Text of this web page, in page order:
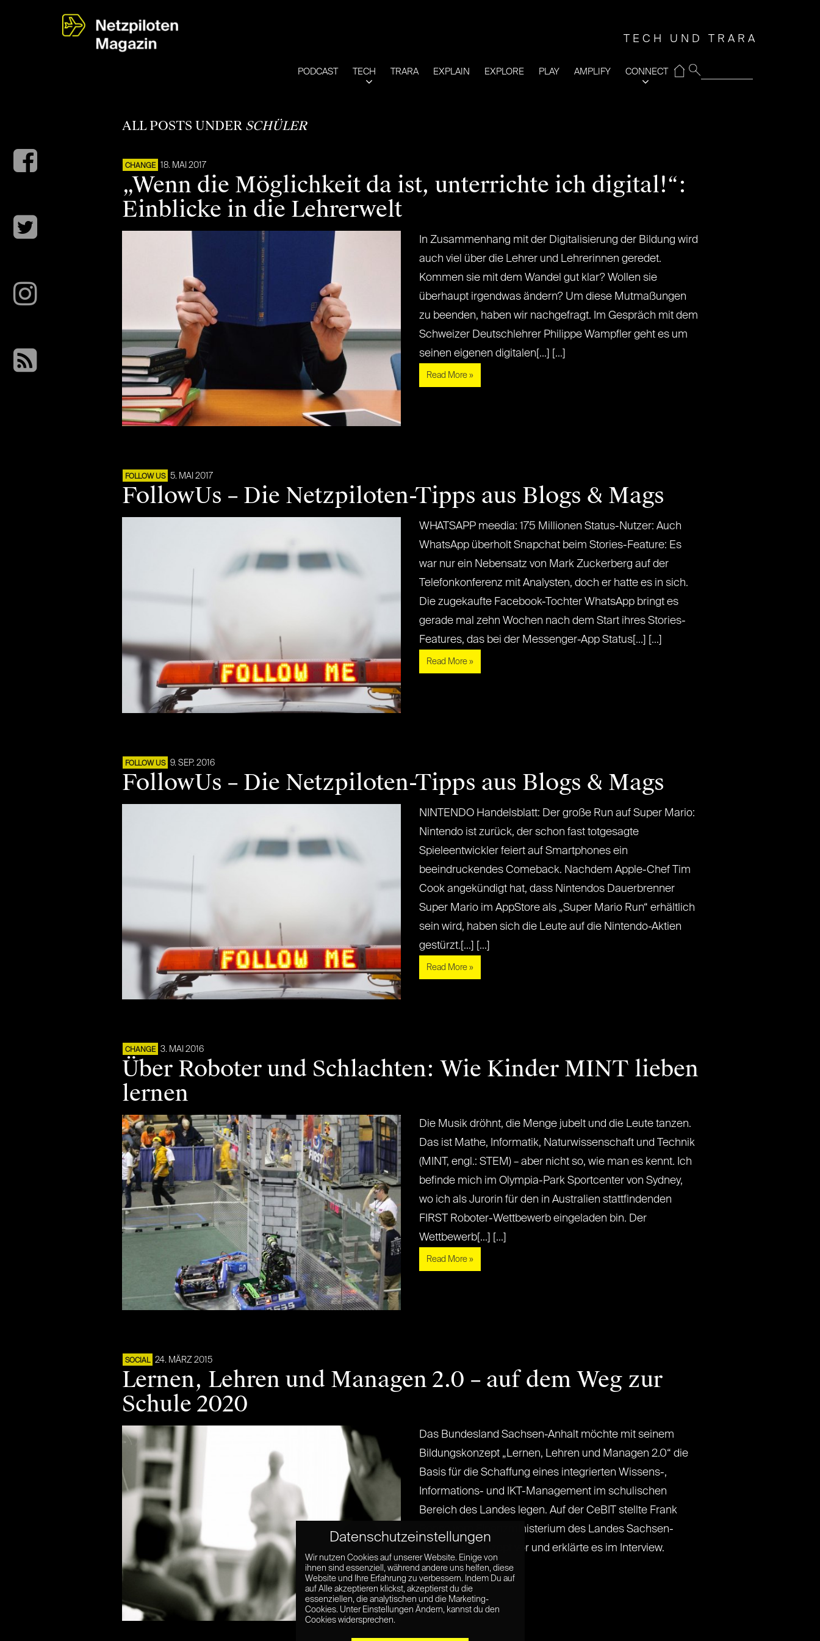
TECH UND TRARA
PODCAST TECH TRARA EXPLAIN EXPLORE PLAY AMPLIFY CONNECT
⌂
ALL POSTS UNDER SCHÜLER
CHANGE 18. MAI 2017
„Wenn die Möglichkeit da ist, unterrichte ich digital!“:
Einblicke in die Lehrerwelt
In Zusammenhang mit der Digitalisierung der Bildung wird
auch viel über die Lehrer und Lehrerinnen geredet.
Kommen sie mit dem Wandel gut klar? Wollen sie
überhaupt irgendwas ändern? Um diese Mutmaßungen
zu beenden, haben wir nachgefragt. Im Gespräch mit dem
Schweizer Deutschlehrer Philippe Wampfler geht es um
seinen eigenen digitalen[...] [...]
Read More »
FOLLOW US 5. MAI 2017
FollowUs – Die Netzpiloten-Tipps aus Blogs & Mags
WHATSAPP meedia: 175 Millionen Status-Nutzer: Auch
WhatsApp überholt Snapchat beim Stories-Feature: Es
war nur ein Nebensatz von Mark Zuckerberg auf der
Telefonkonferenz mit Analysten, doch er hatte es in sich.
Die zugekaufte Facebook-Tochter WhatsApp bringt es
gerade mal zehn Wochen nach dem Start ihres Stories-
Features, das bei der Messenger-App Status[...] [...]
Read More »
FOLLOW US 9. SEP. 2016
FollowUs – Die Netzpiloten-Tipps aus Blogs & Mags
NINTENDO Handelsblatt: Der große Run auf Super Mario:
Nintendo ist zurück, der schon fast totgesagte
Spieleentwickler feiert auf Smartphones ein
beeindruckendes Comeback. Nachdem Apple-Chef Tim
Cook angekündigt hat, dass Nintendos Dauerbrenner
Super Mario im AppStore als „Super Mario Run“ erhältlich
sein wird, haben sich die Leute auf die Nintendo-Aktien
gestürzt.[...] [...]
Read More »
CHANGE 3. MAI 2016
Über Roboter und Schlachten: Wie Kinder MINT lieben
lernen
Die Musik dröhnt, die Menge jubelt und die Leute tanzen.
Das ist Mathe, Informatik, Naturwissenschaft und Technik
(MINT, engl.: STEM) – aber nicht so, wie man es kennt. Ich
befinde mich im Olympia-Park Sportcenter von Sydney,
wo ich als Jurorin für den in Australien stattfindenden
FIRST Roboter-Wettbewerb eingeladen bin. Der
Wettbewerb[...] [...]
Read More »
SOCIAL 24. MÄRZ 2015
Lernen, Lehren und Managen 2.0 – auf dem Weg zur
Schule 2020
Das Bundesland Sachsen-Anhalt möchte mit seinem
Bildungskonzept „Lernen, Lehren und Managen 2.0“ die
Basis für die Schaffung eines integrierten Wissens-,
Informations- und IKT-Management im schulischen
Bereich des Landes legen. Auf der CeBIT stellte Frank
Bonse vom Finanzministerium des Landes Sachsen-
Anhalt das Konzept vor und erklärte es im Interview.
Klicken Sie[...] [...]
Read More »
Datenschutzeinstellungen
Wir nutzen Cookies auf unserer Website. Einige von
ihnen sind essenziell, während andere uns helfen, diese
Website und Ihre Erfahrung zu verbessern. Indem Du auf
auf Alle akzeptieren klickst, akzeptierst du die
essenziellen, die analytischen und die Marketing-
Cookies. Unter Einstellungen Ändern, kannst du den
Cookies widersprechen.